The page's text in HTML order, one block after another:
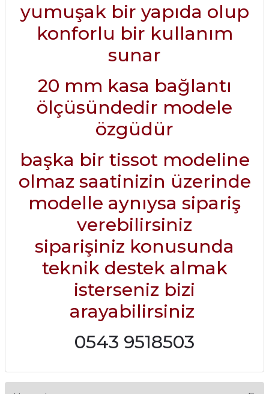
yumuşak bir yapıda olup
konforlu bir kullanım
sunar
20 mm kasa bağlantı
ölçüsündedir modele
özgüdür
başka bir tissot modeline
olmaz saatinizin üzerinde
modelle aynıysa sipariş
verebilirsiniz
siparişiniz konusunda
teknik destek almak
isterseniz bizi
arayabilirsiniz
0543 9518503